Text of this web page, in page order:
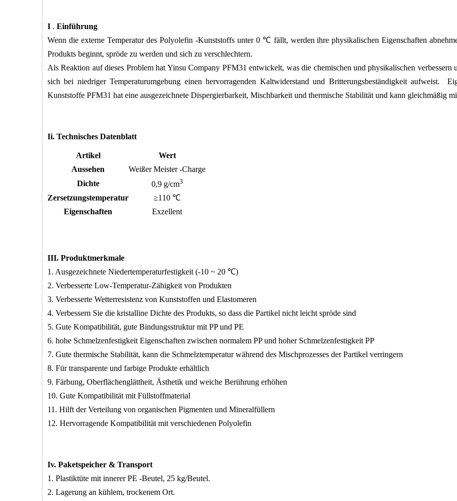
I . Einführung
Wenn die externe Temperatur des Polyolefin -Kunststoffs unter 0 ℃ fällt, werden ihre physikalischen Eigenschaften
Produkts beginnt, spröde zu werden und sich zu verschlechtern.
Als Reaktion auf dieses Problem hat Yinsu Company PFM31 entwickelt, was die chemischen und physikalischen
sich bei niedriger Temperaturumgebung einen hervorragenden Kaltwiderstand und Britterungsbeständigkeit aufweist.
Kunststoffe PFM31 hat eine ausgezeichnete Dispergierbarkeit, Mischbarkeit und thermische Stabilität und kann gleichmäßig
Ii. Technisches Datenblatt
Artikel
Wert
Aussehen
Weißer Meister -Charge
Dichte
0,9 g/cm3
Zersetzungstemperatur
≥110 ℃
Eigenschaften
Exzellent
III. Produktmerkmale
1. Ausgezeichnete Niedertemperaturfestigkeit (-10 ~ 20 ℃)
2. Verbesserte Low-Temperatur-Zähigkeit von Produkten
3. Verbesserte Wetterresistenz von Kunststoffen und Elastomeren
4. Verbessern Sie die kristalline Dichte des Produkts, so dass die Partikel nicht leicht spröde sind
5. Gute Kompatibilität, gute Bindungsstruktur mit PP und PE
6. hohe Schmelzenfestigkeit Eigenschaften zwischen normalem PP und hoher Schmelzenfestigkeit PP
7. Gute thermische Stabilität, kann die Schmelztemperatur während des Mischprozesses der Partikel verringern
8. Für transparente und farbige Produkte erhältlich
9. Färbung, Oberflächenglättheit, Ästhetik und weiche Berührung erhöhen
10. Gute Kompatibilität mit Füllstoffmaterial
11. Hilft der Verteilung von organischen Pigmenten und Mineralfüllern
12. Hervorragende Kompatibilität mit verschiedenen Polyolefin
Iv. Paketspeicher & Transport
1. Plastiktüte mit innerer PE -Beutel, 25 kg/Beutel.
2. Lagerung an kühlem, trockenem Ort.